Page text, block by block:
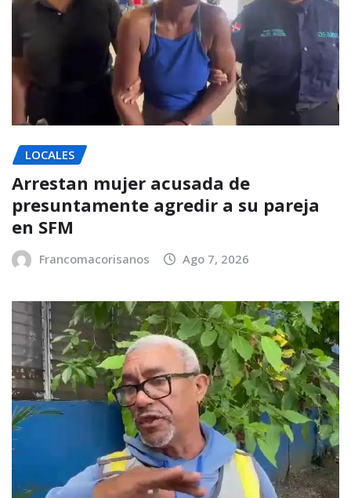
LOCALES
Arrestan mujer acusada de
presuntamente agredir a su pareja
en SFM
Francomacorisanos Ago 7, 2026